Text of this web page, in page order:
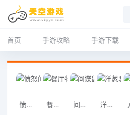
首页 手游攻略 手游下载
愤怒的小鸟消消乐安卓版 餐厅物语2 安卓 间谍鼠安卓版 洋葱骑士团安卓版